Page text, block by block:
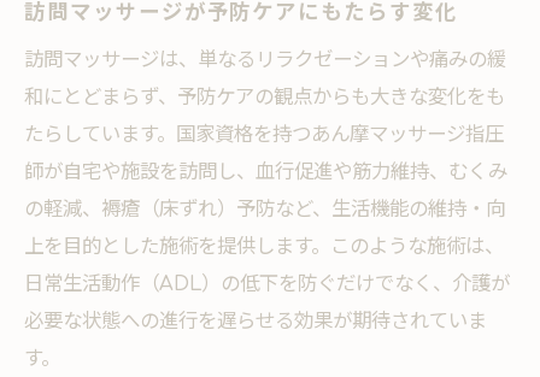
訪問マッサージが予防ケアにもたらす変化
訪問マッサージは、単なるリラクゼーションや痛みの緩
和にとどまらず、予防ケアの観点からも大きな変化をも
たらしています。国家資格を持つあん摩マッサージ指圧
師が自宅や施設を訪問し、血行促進や筋力維持、むくみ
の軽減、褥瘡（床ずれ）予防など、生活機能の維持・向
上を目的とした施術を提供します。このような施術は、
日常生活動作（ADL）の低下を防ぐだけでなく、介護が
必要な状態への進行を遅らせる効果が期待されていま
す。